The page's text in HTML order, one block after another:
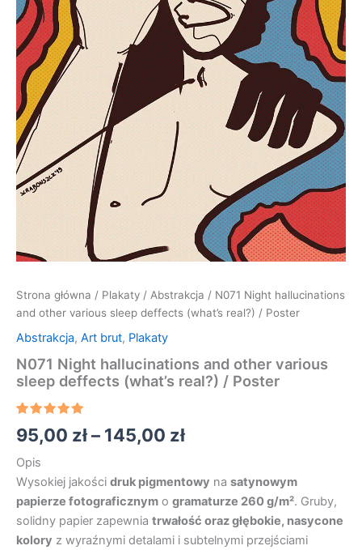
Strona główna / Plakaty / Abstrakcja / N071 Night hallucinations
and other various sleep deffects (what’s real?) / Poster
Abstrakcja, Art brut, Plakaty
N071 Night hallucinations and other various
sleep deffects (what’s real?) / Poster
5.00na 5
podstawie
oceny
klienta
95,00 zł– 145,00 zł
Opis
Wysokiej jakości druk pigmentowy na satynowym
papierze fotograficznym o gramaturze 260 g/m². Gruby,
solidny papier zapewnia trwałość oraz głębokie, nasycone
kolory z wyraźnymi detalami i subtelnymi przejściami